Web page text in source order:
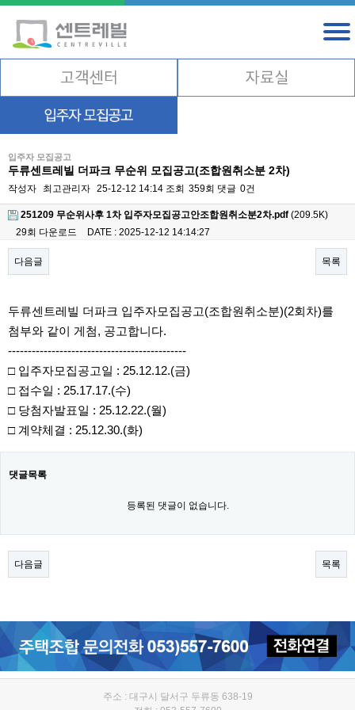
입주자 모집공고
두류센트레빌 더파크 무순위 모집공고(조합원취소분 2차)
작성자 최고관리자 25-12-12 14:14 조회 359회 댓글 0건
251209 무순위사후 1차 입주자모집공고안조합원취소분2차.pdf (209.5K)
29회 다운로드
DATE : 2025-12-12 14:14:27
다음글 목록
두류센트레빌 더파크 입주자모집공고(조합원취소분)(2회차)를
첨부와 같이 게첨, 공고합니다.
---------------------------------------------
□ 입주자모집공고일 : 25.12.12.(금)
□ 접수일 : 25.17.17.(수)
□ 당첨자발표일 : 25.12.22.(월)
□ 계약체결 : 25.12.30.(화)
댓글목록
등록된 댓글이 없습니다.
다음글 목록
주소 : 대구시 달서구 두류동 638-19